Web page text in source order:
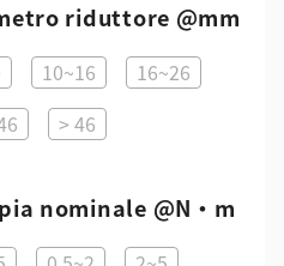
riduttore @mm
10~16
16~26
> 46
nominale @N·m